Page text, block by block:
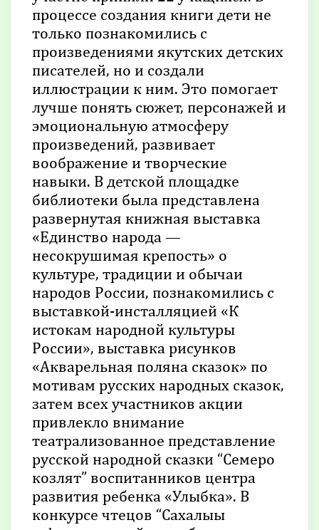
процессе создания книги дети не
только познакомились с
произведениями якутских детских
писателей, но и создали
иллюстрации к ним. Это помогает
лучше понять сюжет, персонажей и
эмоциональную атмосферу
произведений, развивает
воображение и творческие
навыки. В детской площадке
библиотеки была представлена
развернутая книжная выставка
«Единство народа —
несокрушимая крепость» о
культуре, традиции и обычаи
народов России, познакомились с
выставкой-инсталляцией «К
истокам народной культуры
России», выставка рисунков
«Акварельная поляна сказок» по
мотивам русских народных сказок,
затем всех участников акции
привлекло внимание
театрализованное представление
русской народной сказки “Семеро
козлят” воспитанников центра
развития ребенка «Улыбка». В
конкурсе чтецов “Сахалыы